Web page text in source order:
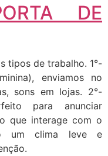
DE
tipos de trabalho. 1°-
enviamos no
sons em lojas. 2°-
para anunciar
que interage com o
um clima leve e